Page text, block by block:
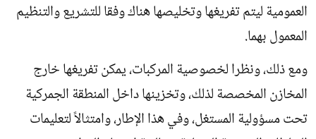
العمومية ليتم تفريغها وتخليصها هناك وفقا للتشريع والتنظيم
المعمول بهما.
ومع ذلك، ونظرا لخصوصية المركبات، يمكن تفريغها خارج
المخازن المخصصة لذلك، وتخزينها داخل المنطقة الجمركية
تحت مسؤولية المستغل، وفي هذا الإطار، وامتثالاً لتعليمات